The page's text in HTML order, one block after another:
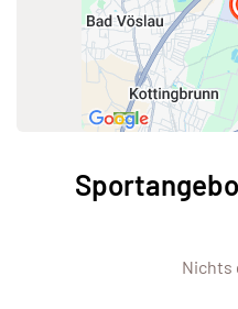
Nichts